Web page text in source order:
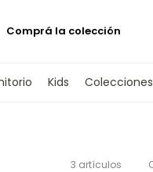
Kids Colecciones
Comprá la colección
3 artículos